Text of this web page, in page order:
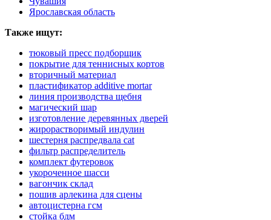
Ярославская область
Также ищут:
тюковый пресс подборщик
покрытие для теннисных кортов
вторичный материал
пластификатор additive mortar
линия производства щебня
магический шар
изготовление деревянных дверей
жирорастворимый индулин
шестерня распредвала cat
фильтр распределитель
комплект футеровок
укороченное шасси
вагончик склад
пошив арлекина для сцены
автоцистерна гсм
стойка бдм